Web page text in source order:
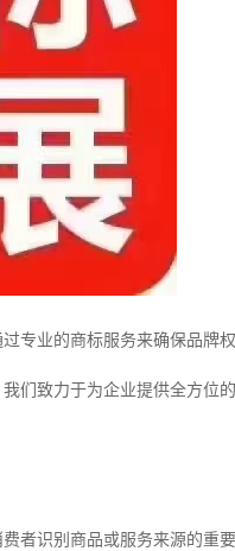
专业的商标服务来确保品牌权
们致力于为企业提供全方
者识别商品或服务来源的重